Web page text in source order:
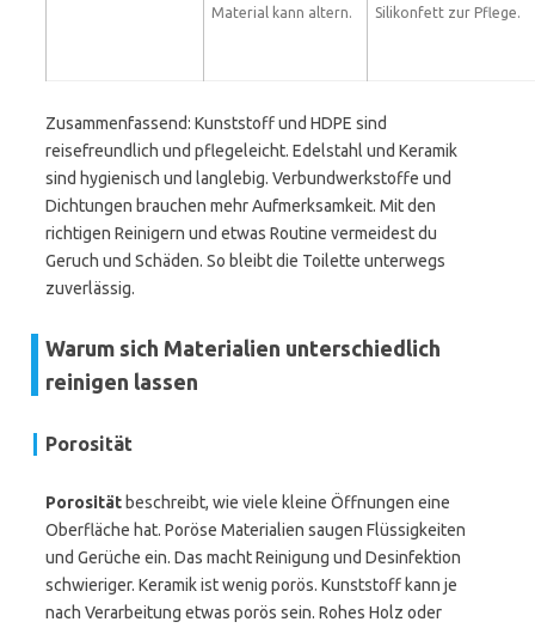
Material kann altern.
Silikonfett zur Pflege.
Zusammenfassend: Kunststoff und HDPE sind
reisefreundlich und pflegeleicht. Edelstahl und Keramik
sind hygienisch und langlebig. Verbundwerkstoffe und
Dichtungen brauchen mehr Aufmerksamkeit. Mit den
richtigen Reinigern und etwas Routine vermeidest du
Geruch und Schäden. So bleibt die Toilette unterwegs
zuverlässig.
Warum sich Materialien unterschiedlich
reinigen lassen
Porosität
Porosität beschreibt, wie viele kleine Öffnungen eine
Oberfläche hat. Poröse Materialien saugen Flüssigkeiten
und Gerüche ein. Das macht Reinigung und Desinfektion
schwieriger. Keramik ist wenig porös. Kunststoff kann je
nach Verarbeitung etwas porös sein. Rohes Holz oder